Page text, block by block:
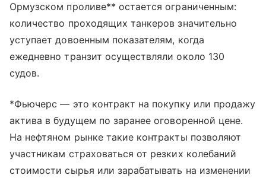
Ормузском проливе** остается ограниченным:
количество проходящих танкеров значительно
уступает довоенным показателям, когда
ежедневно транзит осуществляли около 130
судов.
*Фьючерс — это контракт на покупку или продажу
актива в будущем по заранее оговоренной цене.
На нефтяном рынке такие контракты позволяют
участникам страховаться от резких колебаний
стоимости сырья или зарабатывать на изменении